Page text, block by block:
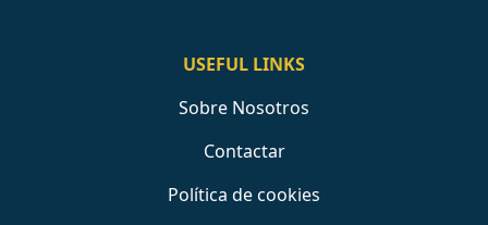
USEFUL LINKS
Sobre Nosotros
Contactar
Política de cookies